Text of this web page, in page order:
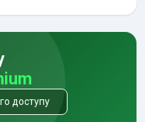
доступу